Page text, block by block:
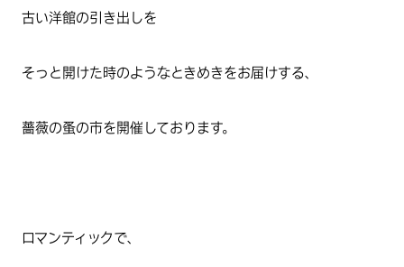
古い洋館の引き出しを
そっと開けた時のようなときめきをお届けする、
薔薇の蚤の市を開催しております。
ロマンティックで、